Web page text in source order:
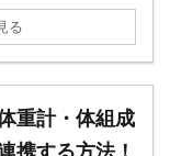
る
重計・体組成
携する方法！